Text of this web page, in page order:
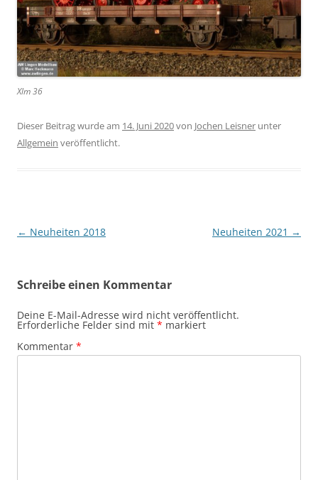
Xlm 36
Dieser Beitrag wurde am 14. Juni 2020von Jochen Leisner unter
Allgemein veröffentlicht.
Beitragsnavigation
← Neuheiten 2018 Neuheiten 2021 →
Schreibe einen Kommentar
Deine E-Mail-Adresse wird nicht veröffentlicht.
Erforderliche Felder sind mit * markiert
Kommentar *